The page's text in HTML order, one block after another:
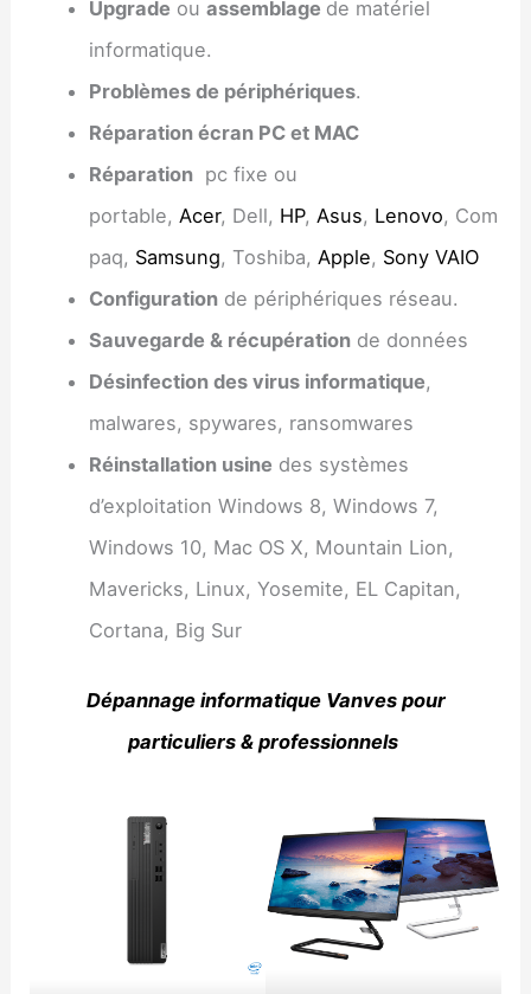
Upgrade ou assemblage de matériel
informatique.
Problèmes de périphériques.
Réparation écran PC et MAC
Réparationpc fixe ou
portable, Acer, Dell, HP, Asus, Lenovo, Com
paq, Samsung, Toshiba, Apple, Sony VAIO
Configurationde périphériques réseau.
Sauvegarde & récupérationde données
Désinfection des virus informatique,
malwares, spywares, ransomwares
Réinstallation usine des systèmes
d’exploitation Windows 8, Windows 7,
Windows 10, Mac OS X, Mountain Lion,
Mavericks, Linux, Yosemite, EL Capitan,
Cortana, Big Sur
Dépannage informatique Vanves pour
particuliers & professionnels